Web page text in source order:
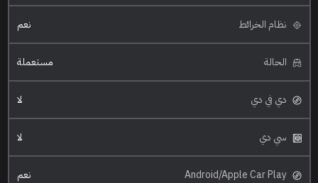
نظام الخرائط نعم
الحالة مستعملة
دي في دي لا
سي دي لا
Android/Apple Car Play نعم